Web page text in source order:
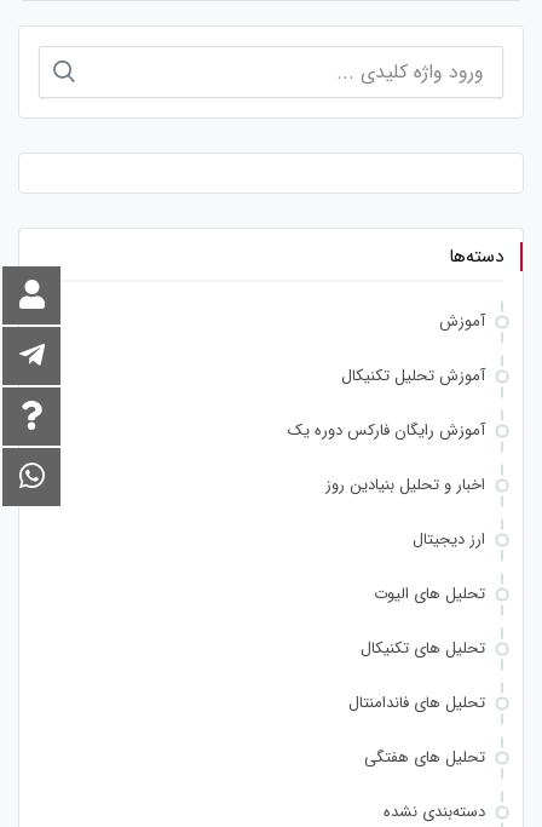
برای:
دسته‌ها
آموزش
آموزش تحلیل تکنیکال
آموزش رایگان فارکس دوره یک
اخبار و تحلیل بنیادین روز
ارز دیجیتال
تحلیل های الیوت
تحلیل های تکنیکال
تحلیل های فاندامنتال
تحلیل های هفتگی
دسته‌بندی نشده